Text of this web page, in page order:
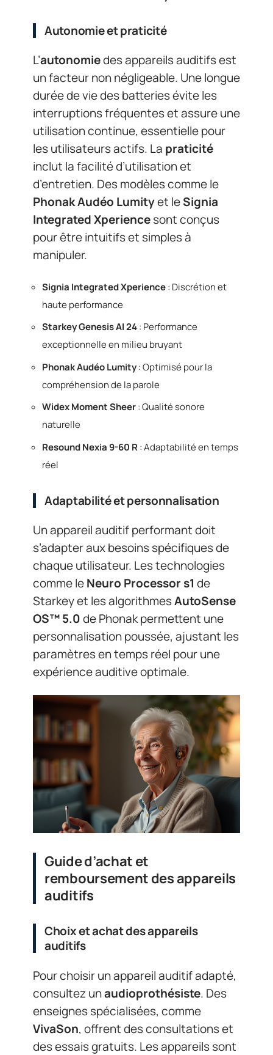
Autonomie et praticité
L’autonomiedes appareils auditifs est
un facteur non négligeable. Une longue
durée de vie des batteries évite les
interruptions fréquentes et assure une
utilisation continue, essentielle pour
les utilisateurs actifs. La praticité
inclut la facilité d’utilisation et
d’entretien. Des modèles comme le
Phonak Audéo Lumityet leSignia
Integrated Xperiencesont conçus
pour être intuitifs et simples à
manipuler.
Signia Integrated Xperience: Discrétion et
haute performance
Starkey Genesis AI 24: Performance
exceptionnelle en milieu bruyant
Phonak Audéo Lumity: Optimisé pour la
compréhension de la parole
Widex Moment Sheer: Qualité sonore
naturelle
Resound Nexia 9-60 R : Adaptabilité en temps
réel
Adaptabilité et personnalisation
Un appareil auditif performant doit
s’adapter aux besoins spécifiques de
chaque utilisateur. Les technologies
comme leNeuro Processor s1 de
Starkey et les algorithmesAutoSense
OS™ 5.0de Phonak permettent une
personnalisation poussée, ajustant les
paramètres en temps réel pour une
expérience auditive optimale.
Guide d’achat et
remboursement des appareils
auditifs
Choix et achat des appareils
auditifs
Pour choisir un appareil auditif adapté,
consultez unaudioprothésiste. Des
enseignes spécialisées, comme
VivaSon, offrent des consultations et
des essais gratuits. Les appareils sont